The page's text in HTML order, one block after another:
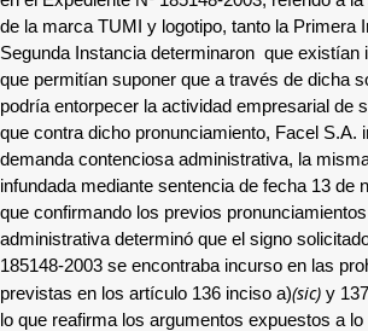
de la marca TUMI y logotipo, tanto la Primera
Segunda Instancia determinaron que existían
que permitían suponer que a través de dicha
podría entorpecer la actividad empresarial de
que contra dicho pronunciamiento, Facel S.A.
demanda contenciosa administrativa, la
infundada mediante sentencia de fecha 13 de
que confirmando los previos
administrativa determinó que el signo
185148-2003 se encontraba incurso en las
previstas en los artículo 136 inciso a)(sic) y
lo que reafirma los argumentos expuestos a